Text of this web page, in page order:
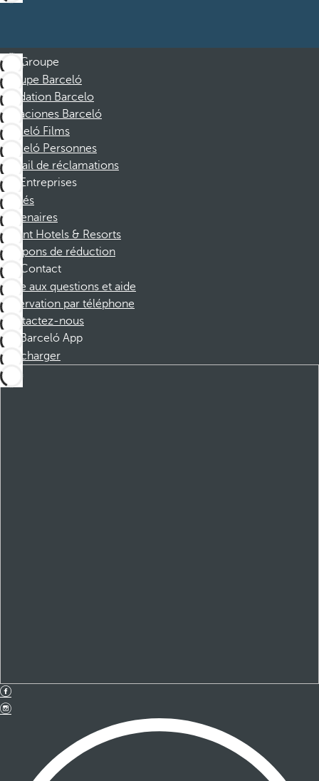
Groupe
Groupe Barceló
Fondation Barcelo
Vacaciones Barceló
Barceló Films
Barceló Personnes
Portail de réclamations
Entreprises
Affiliés
Partenaires
Dorint Hotels & Resorts
Coupons de réduction
Contact
Foire aux questions et aide
Réservation par téléphone
Contactez-nous
Barceló App
Télécharger